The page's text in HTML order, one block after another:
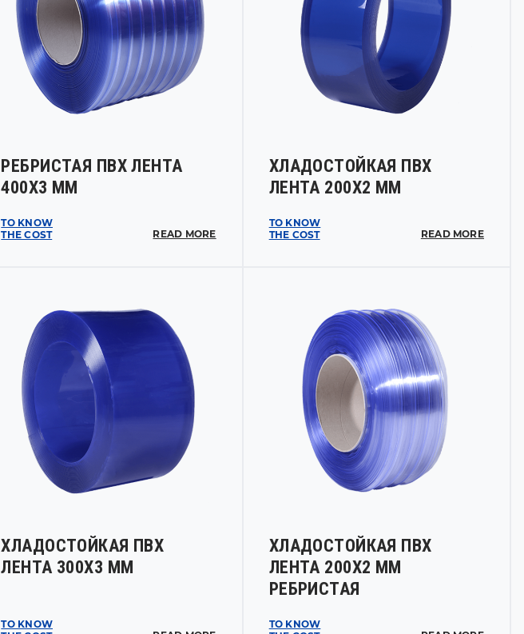
РЕБРИСТАЯ ПВХ ЛЕНТА
400Х3 ММ
TO KNOW
THE COST
READ MORE
ХЛАДОСТОЙКАЯ ПВХ
ЛЕНТА 200Х2 ММ
TO KNOW
THE COST
READ MORE
ХЛАДОСТОЙКАЯ ПВХ
ЛЕНТА 300Х3 ММ
TO KNOW
ХЛАДОСТОЙКАЯ ПВХ
ЛЕНТА 200Х2 ММ
РЕБРИСТАЯ
TO KNOW